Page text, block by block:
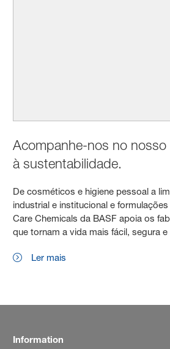
Acompanhe-nos no
à sustentabilidade.
De cosméticos e higiene pessoal a
industrial e institucional e
Care Chemicals da BASF apoia os
que tornam a vida mais fácil, segura
Ler mais
Information